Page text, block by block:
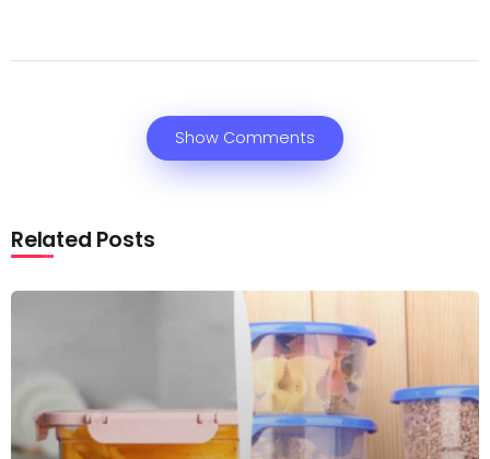
Show Comments
Related Posts